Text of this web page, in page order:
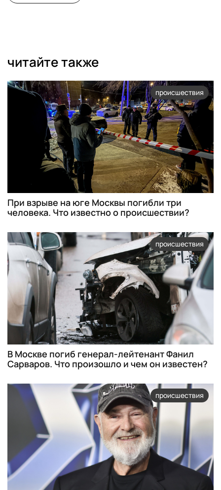
читайте также
происшествия
При взрыве на юге Москвы погибли три
человека. Что известно о происшествии?
происшествия
В Москве погиб генерал-лейтенант Фанил
Сарваров. Что произошло и чем он известен?
происшествия